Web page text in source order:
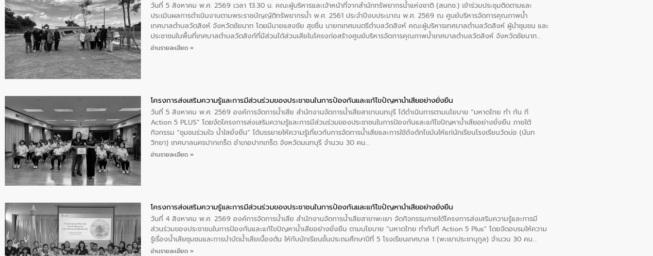
วันที่ 5 สิงหาคม พ.ศ. 2569 เวลา 13.30 น. คณะผู้บริหารและเจ้าหน้าที่จากสำนักทรัพยากรน้ำแห่งชาติ (สนทช.) เข้าร่วมประชุมติดตามและ
ประเมินผลการดำเนินงานตามพระราชบัญญัติทรัพยากรน้ำ พ.ศ. 2561 ประจำปีงบประมาณ พ.ศ. 2569 ณ ศูนย์บริหารจัดการคุณภาพน้ำ
เทศบาลตำบลวัดสิงห์ จังหวัดชัยนาท โดยมีนายแสงชัย สุขชื่น นายกเทศมนตรีตำบลวัดสิงห์ คณะผู้บริหารเทศบาลตำบลวัดสิงห์ ผู้นำชุมชน และ
ประชาชนในพื้นที่เทศบาลตำบลวัดสิงก์ที่มีส่วนได้ส่วนเสียในโครงก่อสร้างศูนย์บริหารจัดการคุณภาพน้ำเทศบาลตำบลวัดสิงห์ จังหวัดชัยนาท
ให้การต้อนรับ
อ่านรายละเอียด »
โครงการส่งเสริมความรู้และการมีส่วนร่วมของประชาชนในการป้องกันและแก้ไขปัญหาน้ำเสียอย่างยั่งยืน
วันที่ 5 สิงหาคม พ.ศ. 2569 องค์การจัดการน้ำเสีย สำนักงานจัดการน้ำเสียสาขานนทบุรี ได้ดำเนินการตามนโยบาย “มหาดไทย ทำ ทัน ที
Action 5 PLUS” โดยจัดโครงการส่งเสริมความรู้และการมีส่วนร่วมของประชาชนในการป้องกันและแก้ไขปัญหาน้ำเสียอย่างยั่งยืน ภายใต้
กิจกรรม “ชุมชนร่วมใจ น้ำใสยั่งยืน” ได้บรรยายให้ความรู้เกี่ยวกับการจัดการน้ำเสียและการใช้ถังดักไขมันให้แก่นักเรียนโรงเรียนวัดบ่อ (นันท
วิทยา) เทศบาลนครปากเกร็ด อำเภอปากเกร็ด จังหวัดนนทบุรี จำนวน 30 คน
อ่านรายละเอียด »
โครงการส่งเสริมความรู้และการมีส่วนร่วมของประชาชนในการป้องกันและแก้ไขปัญหาน้ำเสียอย่างยั่งยืน
วันที่ 4 สิงหาคม พ.ศ. 2569 องค์การจัดการน้ำเสีย สำนักงานจัดการน้ำเสียสาขาพะเยา จัดกิจกรรมภายใต้โครงการส่งเสริมความรู้และการมี
ส่วนร่วมของประชาชนในการป้องกันและแก้ไขปัญหาน้ำเสียอย่างยั่งยืน ตามนโยบาย “มหาดไทย ทำทันที Action 5 Plus” โดยจัดอบรมให้ความ
รู้เรื่องน้ำเสียชุมชนและการบำบัดน้ำเสียเบื้องต้น ให้กับนักเรียนชั้นประถมศึกษาปีที่ 5 โรงเรียนเทศบาล 1 (พะเยาประชานุกูล) จำนวน 30 คน
อ่านรายละเอียด »